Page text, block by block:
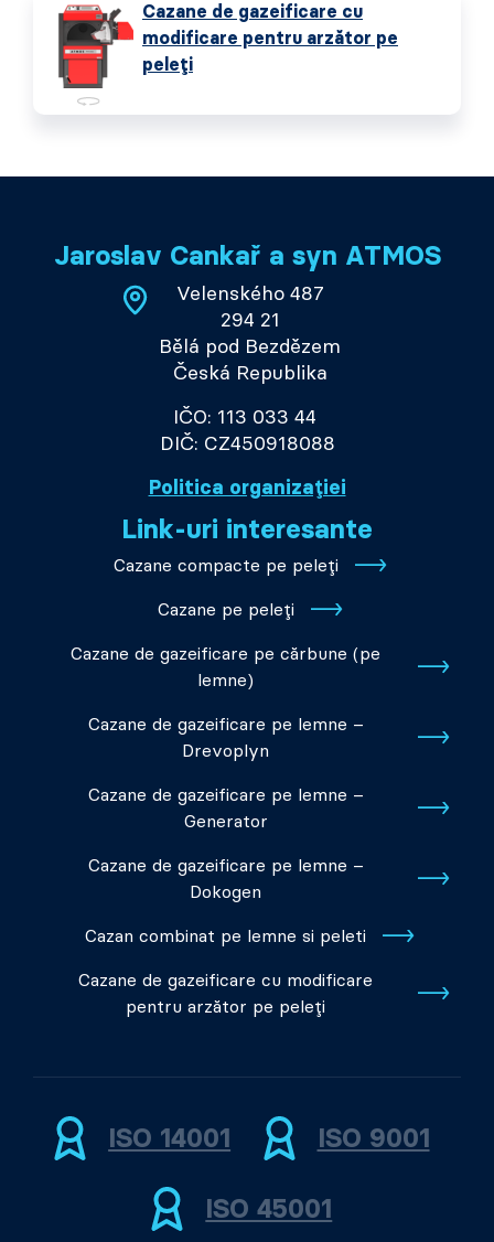
Cazane de gazeificare cu
modificare pentru arzător pe
peleți
Jaroslav Cankař a syn ATMOS
Velenského 487
294 21
Bělá pod Bezdězem
Česká Republika
IČO: 113 033 44
DIČ: CZ450918088
Politica organizației
Link-uri interesante
Cazane compacte pe peleți
Cazane pe peleți
Cazane de gazeificare pe cărbune (pe
lemne)
Cazane de gazeificare pe lemne –
Drevoplyn
Cazane de gazeificare pe lemne –
Generator
Cazane de gazeificare pe lemne –
Dokogen
Cazan combinat pe lemne si peleti
Cazane de gazeificare cu modificare
pentru arzător pe peleți
ISO 14001 ISO 9001
ISO 45001